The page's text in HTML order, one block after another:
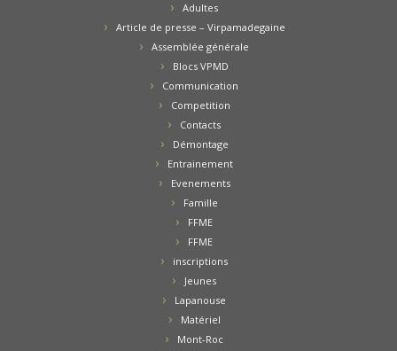
Adultes
Article de presse – Virpamadegaine
Assemblée générale
Blocs VPMD
Communication
Competition
Contacts
Démontage
Entrainement
Evenements
Famille
FFME
FFME
inscriptions
Jeunes
Lapanouse
Matériel
Mont-Roc